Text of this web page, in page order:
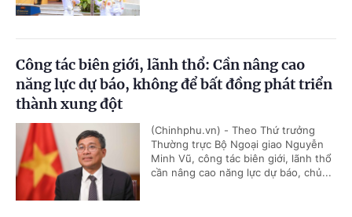
Công tác biên giới, lãnh thổ: Cần nâng cao
năng lực dự báo, không để bất đồng phát triển
thành xung đột
(Chinhphu.vn) - Theo Thứ trưởng
Thường trực Bộ Ngoại giao Nguyễn
Minh Vũ, công tác biên giới, lãnh thổ
cần nâng cao năng lực dự báo, chủ...